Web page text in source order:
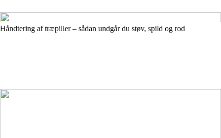
Håndtering af træpiller – sådan undgår du støv, spild og rod